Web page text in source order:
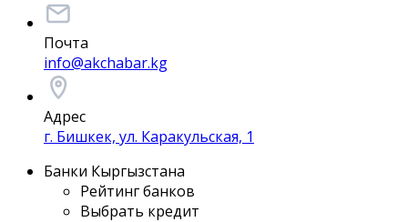
Почта
info@akchabar.kg
Адрес
г. Бишкек, ул. Каракульская, 1
Банки Кыргызстана
Рейтинг банков
Выбрать кредит